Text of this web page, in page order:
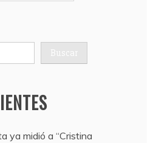
Buscar
ya midió a “Cristina